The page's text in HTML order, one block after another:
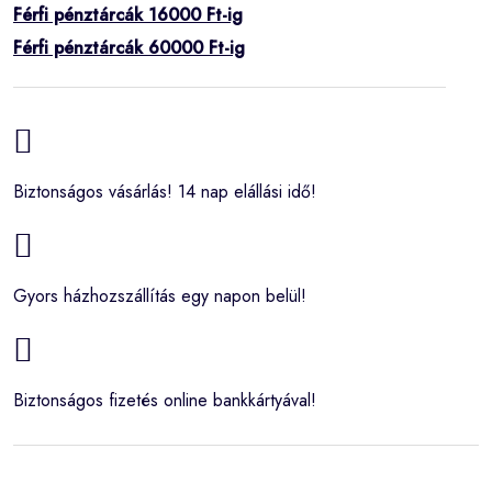
Férfi pénztárcák 16000 Ft-ig
Férfi pénztárcák 60000 Ft-ig
Biztonságos vásárlás! 14 nap elállási idő!
Gyors házhozszállítás egy napon belül!
Biztonságos fizetés online bankkártyával!